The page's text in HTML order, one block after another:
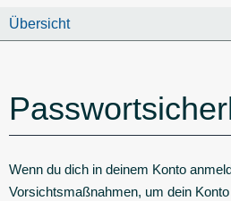
Übersicht
Wenn du dich in deinem Konto
Vorsichtsmaßnahmen, um dein